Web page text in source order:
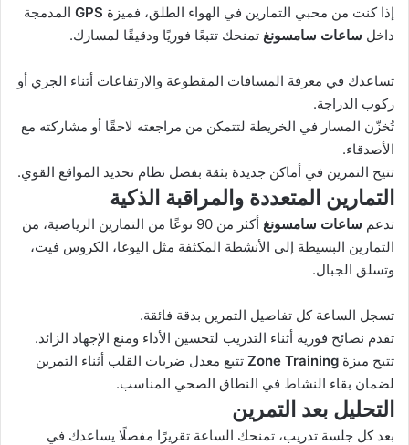
إذا كنت من محبي التمارين في الهواء الطلق، فميزة GPS المدمجة
داخل ساعات سامسونغ تمنحك تتبعًا فوريًا ودقيقًا لمسارك.
تساعدك في معرفة المسافات المقطوعة والارتفاعات أثناء الجري أو
ركوب الدراجة.
تُخزّن المسار في الخريطة لتتمكن من مراجعته لاحقًا أو مشاركته مع
الأصدقاء.
تتيح التمرين في أماكن جديدة بثقة بفضل نظام تحديد المواقع القوي.
التمارين المتعددة والمراقبة الذكية
تدعم ساعات سامسونغ
أكثر من 90 نوعًا من التمارين الرياضية، من
التمارين البسيطة إلى الأنشطة المكثفة مثل اليوغا، الكروس فيت،
وتسلق الجبال.
تسجل الساعة كل تفاصيل التمرين بدقة فائقة.
تقدم نصائح فورية أثناء التدريب لتحسين الأداء ومنع الإجهاد الزائد.
تتيح ميزة Zone Training تتبع معدل ضربات القلب أثناء التمرين
لضمان بقاء النشاط في النطاق الصحي المناسب.
التحليل بعد التمرين
بعد كل جلسة تدريب، تمنحك الساعة تقريرًا مفصلًا يساعدك في